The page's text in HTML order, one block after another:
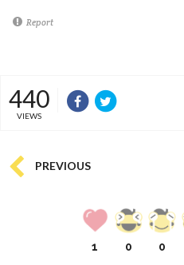
Report
440
VIEWS
PREVIOUS
1 0 0